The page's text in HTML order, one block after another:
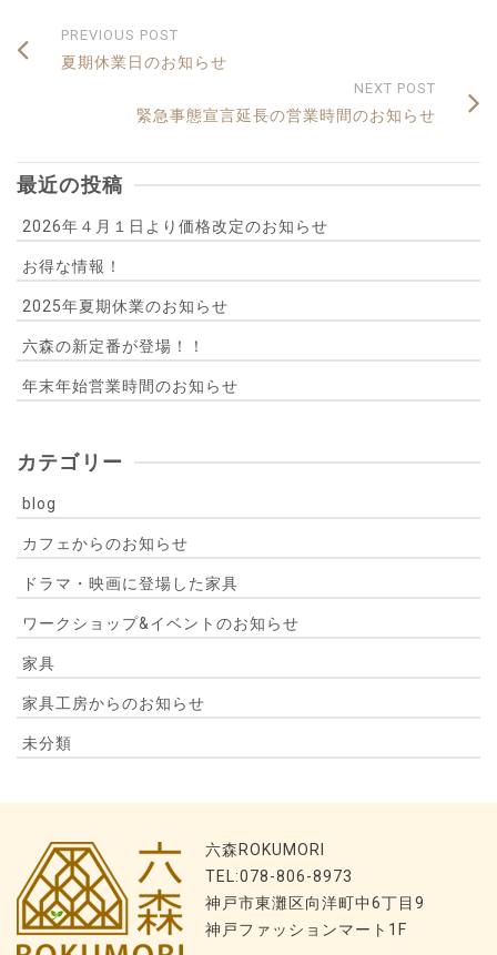
PREVIOUS POST
夏期休業日のお知らせ
NEXT POST
緊急事態宣言延長の営業時間のお知らせ
最近の投稿
2026年４月１日より価格改定のお知らせ
お得な情報！
2025年夏期休業のお知らせ
六森の新定番が登場！！
年末年始営業時間のお知らせ
カテゴリー
blog
カフェからのお知らせ
ドラマ・映画に登場した家具
ワークショップ&イベントのお知らせ
家具
家具工房からのお知らせ
未分類
六森ROKUMORI
TEL:078-806-8973
神戸市東灘区向洋町中6丁目9
神戸ファッションマート1F